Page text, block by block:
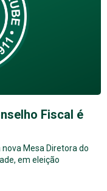
Fiscal é
Mesa Diretora do
em eleição